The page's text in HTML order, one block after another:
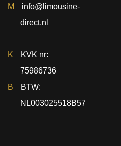
M
info@limousine-
direct.nl
K
KVK nr:
75986736
B
BTW:
NL003025518B57